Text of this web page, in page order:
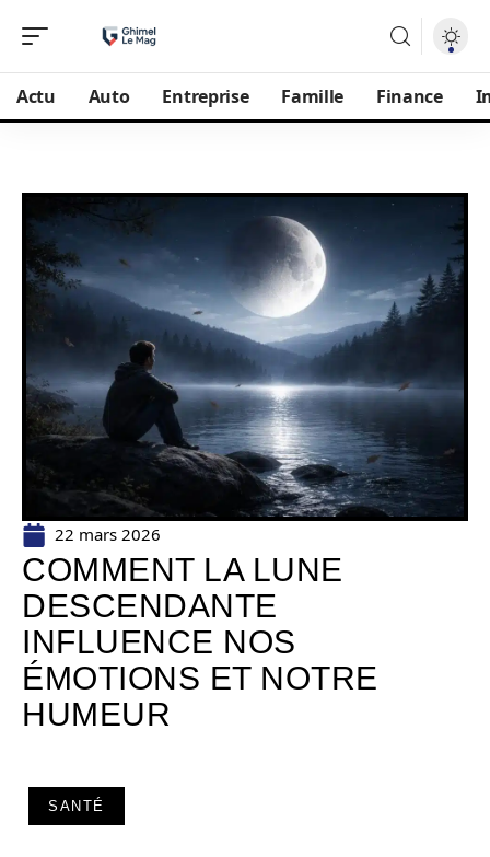
Actu Auto Entreprise Famille Finance
22 mars 2026
COMMENT LA LUNE
DESCENDANTE
INFLUENCE NOS
ÉMOTIONS ET NOTRE
HUMEUR
SANTÉ